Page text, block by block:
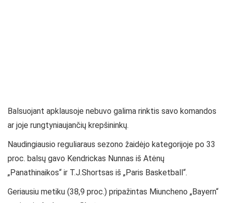
Balsuojant apklausoje nebuvo galima rinktis savo komandos
ar joje rungtyniaujančių krepšininkų.
Naudingiausio reguliaraus sezono žaidėjo kategorijoje po 33
proc. balsų gavo Kendrickas Nunnas iš Atėnų
„Panathinaikos“ ir T.J.Shortsas iš „Paris Basketball“.
Geriausiu metiku (38,9 proc.) pripažintas Miuncheno „Bayern“